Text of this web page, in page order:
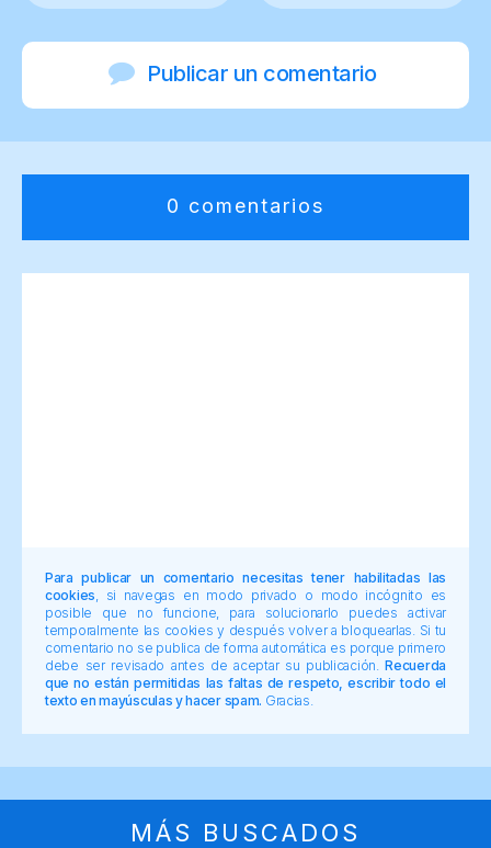
Publicar un comentario
0 comentarios
Para publicar un comentario necesitas tener habilitadas las
cookies , si navegas en modo privado o modo incógnito es
posible que no funcione, para solucionarlo puedes activar
temporalmente las cookies y después volver a bloquearlas. Si tu
comentario no se publica de forma automática es porque primero
debe ser revisado antes de aceptar su publicación.Recuerda
que no están permitidas las faltas de respeto, escribir todo el
texto en mayúsculas y hacer spam. Gracias.
MÁS BUSCADOS